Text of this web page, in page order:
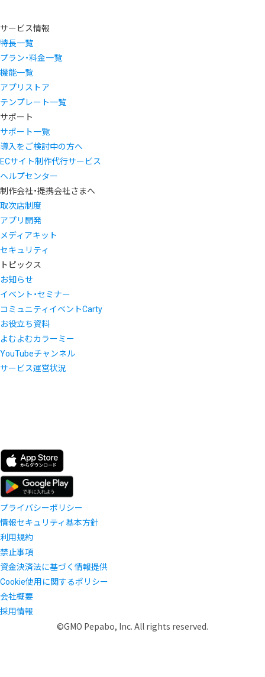
サービス情報
特長一覧
プラン・料金一覧
機能一覧
アプリストア
テンプレート一覧
サポート
サポート一覧
導入をご検討中の方へ
ECサイト制作代行サービス
ヘルプセンター
制作会社・提携会社さまへ
取次店制度
アプリ開発
メディアキット
セキュリティ
トピックス
お知らせ
イベント・セミナー
コミュニティイベントCarty
お役立ち資料
よむよむカラーミー
YouTubeチャンネル
サービス運営状況
プライバシーポリシー
情報セキュリティ基本方針
利用規約
禁止事項
資金決済法に基づく情報提供
Cookie使用に関するポリシー
会社概要
採用情報
©GMO Pepabo, Inc. All rights reserved.